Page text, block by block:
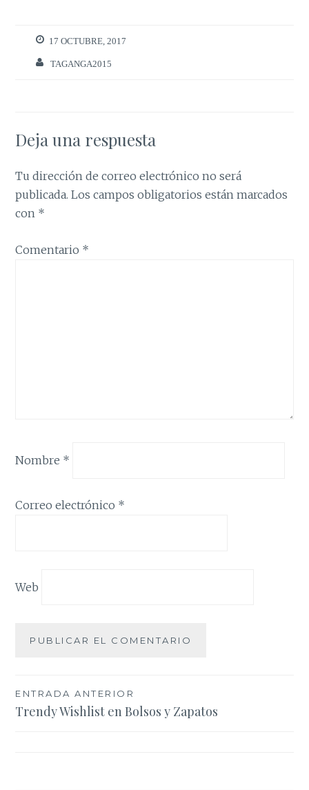
17 OCTUBRE, 2017
TAGANGA2015
Deja una respuesta
Tu dirección de correo electrónico no será
publicada. Los campos obligatorios están marcados
con *
Comentario *
Nombre *
Correo electrónico *
Web
Navegación
de
ENTRADA ANTERIOR
Trendy Wishlist en Bolsos y Zapatos